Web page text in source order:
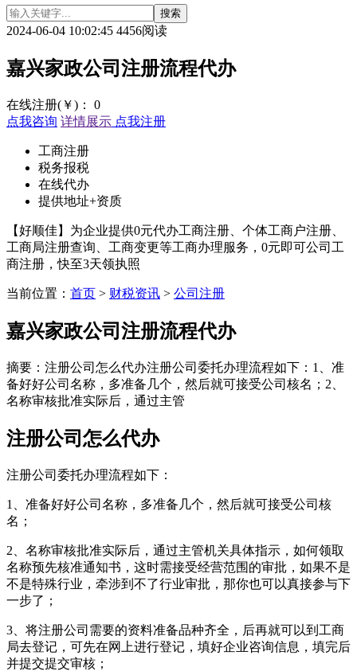
2024-06-04 10:02:45 4456阅读
嘉兴家政公司注册流程代办
在线注册(￥)：
0
点我咨询 详情展示 点我注册
工商注册
税务报税
在线代办
提供地址+资质
【好顺佳】为企业提供0元代办工商注册、个体工商户注册、
工商局注册查询、工商变更等工商办理服务，0元即可公司工
商注册，快至3天领执照
当前位置： 首页 > 财税资讯 > 公司注册
嘉兴家政公司注册流程代办
摘要：注册公司怎么代办注册公司委托办理流程如下：1、准
备好好公司名称，多准备几个，然后就可接受公司核名；2、
名称审核批准实际后，通过主管
注册公司怎么代办
注册公司委托办理流程如下：
1、准备好好公司名称，多准备几个，然后就可接受公司核
名；
2、名称审核批准实际后，通过主管机关具体指示，如何领取
名称预先核准通知书，这时需接受经营范围的审批，如果不是
不是特殊行业，牵涉到不了行业审批，那你也可以真接参与下
一步了；
3、将注册公司需要的资料准备品种齐全，后再就可以到工商
局去登记，可先在网上进行登记，填好企业咨询信息，填完后
并提交提交审核；